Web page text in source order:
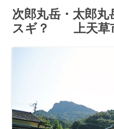
次郎丸岳・太郎
スギ？ 上天草